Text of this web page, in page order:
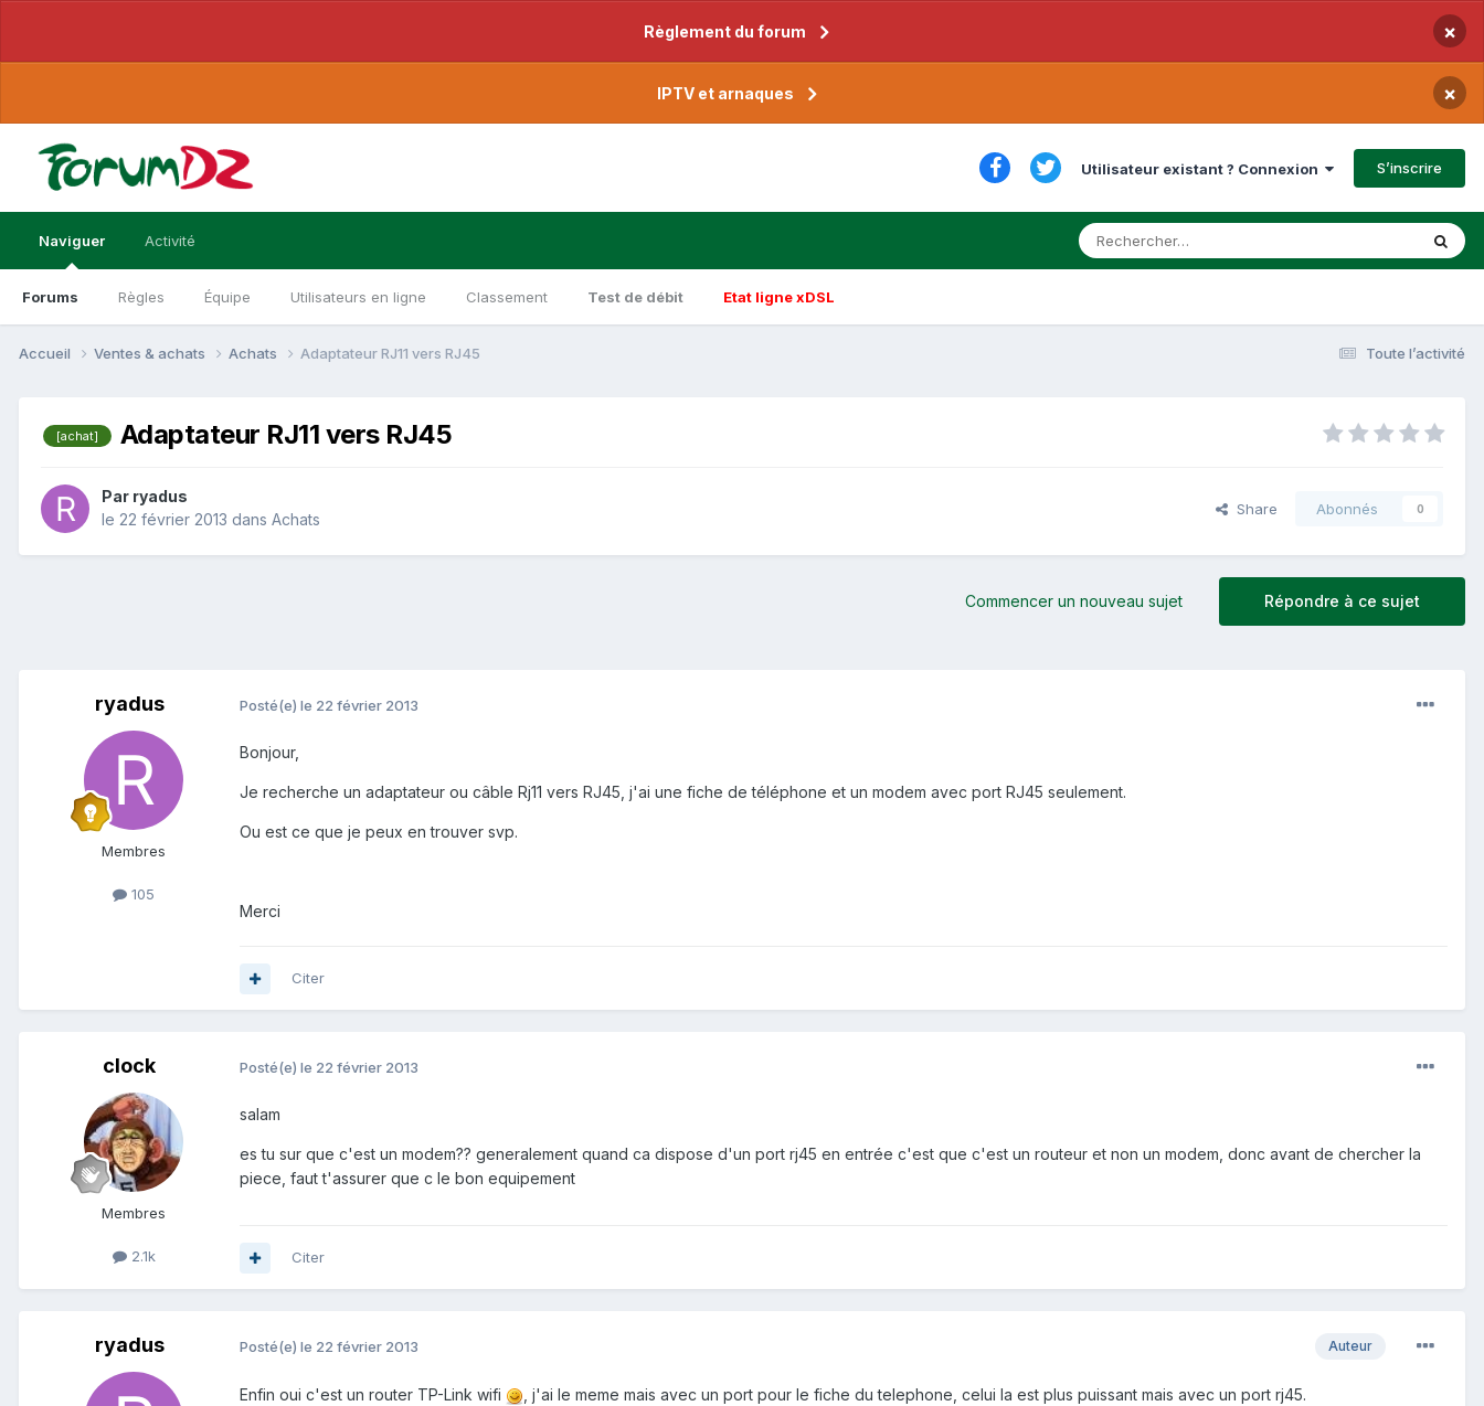
Règlement du forum ×
IPTV et arnaques ×
Utilisateur existant ? Connexion S’inscrire
Naviguer
Forums Règles Équipe Utilisateurs en ligne Classement Test de débit Etat ligne xDSL
Activité
Toute l’activité
Accueil Ventes & achats Achats Adaptateur RJ11 vers RJ45
[achat] Adaptateur RJ11 vers RJ45
Par ryadus
le 22 février 2013 dans Achats
Share Abonnés 0
Répondre à ce sujet
Commencer un nouveau sujet
ryadus
Membres
105
Posté(e) le 22 février 2013
Bonjour,
Je recherche un adaptateur ou câble Rj11 vers RJ45, j'ai une fiche de téléphone et un modem avec port RJ45 seulement.
Ou est ce que je peux en trouver svp.
Merci
Citer
clock
Membres
2.1k
Posté(e) le 22 février 2013
salam
es tu sur que c'est un modem?? generalement quand ca dispose d'un port rj45 en entrée c'est que c'est un routeur et non un modem, donc avant de chercher la
piece, faut t'assurer que c le bon equipement
Citer
ryadus Auteur
Posté(e) le 22 février 2013
Enfin oui c'est un router TP-Link wifi , j'ai le meme mais avec un port pour le fiche du telephone, celui la est plus puissant mais avec un port rj45.